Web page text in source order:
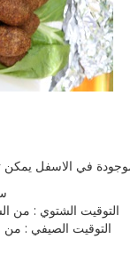
في الاسفل يمكن
التوقيت الشتوي : من
التوقيت الصيفي : من